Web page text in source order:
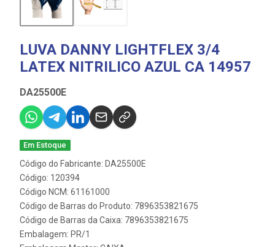
LUVA DANNY LIGHTFLEX 3/4
LATEX NITRILICO AZUL CA 14957
DA25500E
Em Estoque
Código do Fabricante: DA25500E
Código: 120394
Código NCM: 61161000
Código de Barras do Produto: 7896353821675
Código de Barras da Caixa: 7896353821675
Embalagem: PR/1